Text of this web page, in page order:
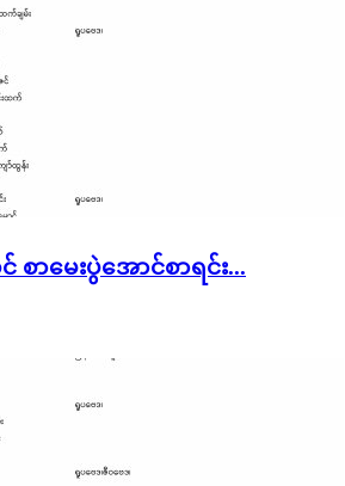
ာမေးပွဲအောင်စာရင်း...